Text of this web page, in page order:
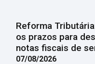
Reforma
os prazos para
notas fiscais de
07/08/2026